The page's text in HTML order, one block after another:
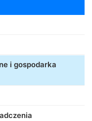
i gospodarka